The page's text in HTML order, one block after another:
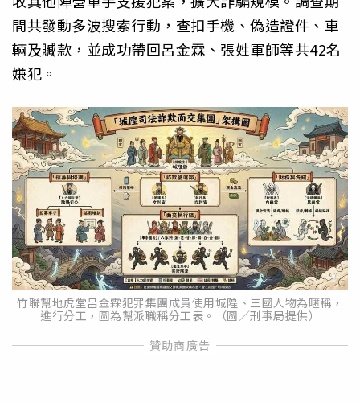
間共發動多波搜索行動，查扣手機、偽造證件、車
輛及贓款，並成功帶回呂金霖、張姓軍師等共42名
嫌犯。
竹聯幫地虎堂呂金霖犯罪集團成員使用城隍、三國人物為暱稱，
進行分工，圖為幫派職稱分工表。（圖／刑事局提供）